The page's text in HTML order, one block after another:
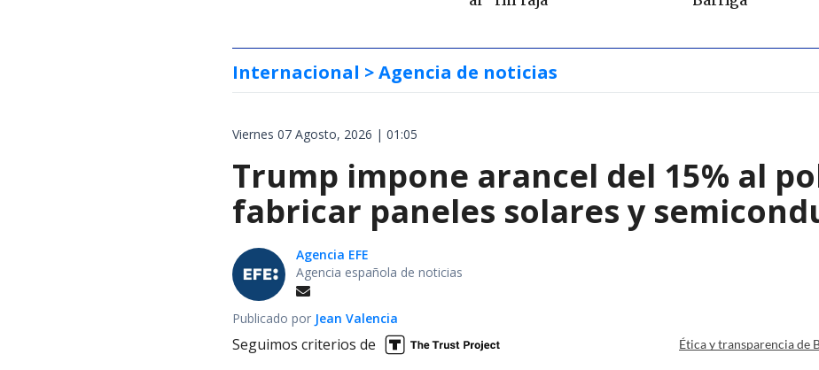
Internacional > Agencia de noticias
Viernes 07 Agosto, 2026 | 01:05
Trump impone arancel del 15% al
fabricar paneles solares y
Agencia EFE
Agencia española de noticias
Publicado por Jean Valencia
Seguimos criterios de Ética y transparencia de